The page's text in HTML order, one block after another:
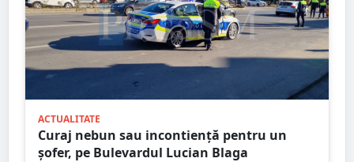
ACTUALITATE
Curaj nebun sau incontiență pentru un
șofer, pe Bulevardul Lucian Blaga